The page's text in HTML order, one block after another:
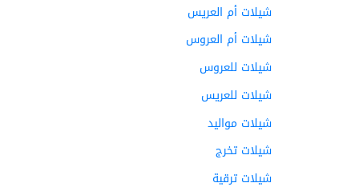
شيلات أم العريس
شيلات أم العروس
شيلات للعروس
شيلات للعريس
شيلات مواليد
شيلات تخرج
شيلات ترقية